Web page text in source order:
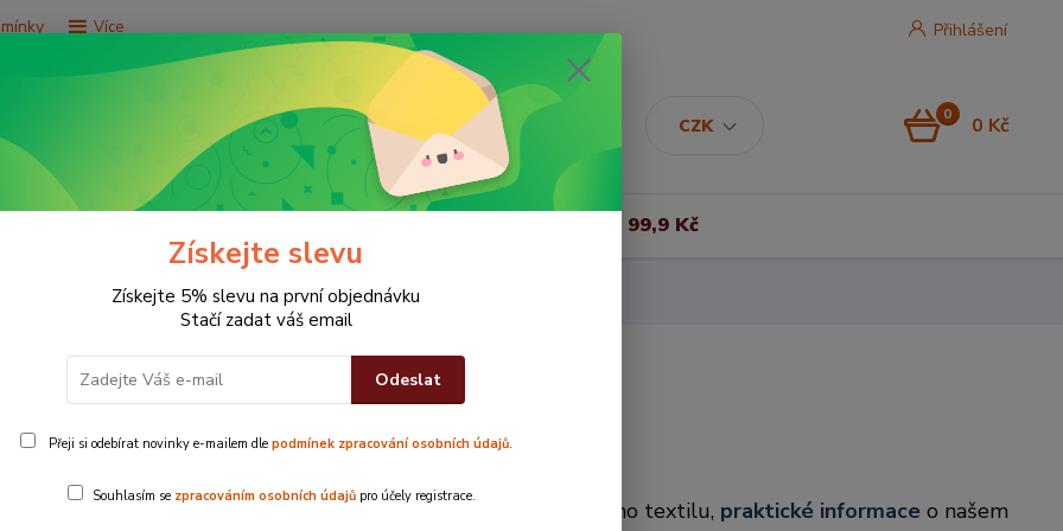
Více
CZK
Přihlášení
0 0 Kč
Vše za 99,9 Kč
blog, pro vás!
místě vám přinášíme novinky a zajímavosti z oblasti bytového textilu, praktické informace o našem
Získejte slevu
Získejte 5% slevu na první objednávku
Stačí zadat váš email
Odeslat
Přeji si odebírat novinky e-mailem dle podmínek zpracování osobních údajů.
Souhlasím se zpracováním osobních údajů pro účely registrace.